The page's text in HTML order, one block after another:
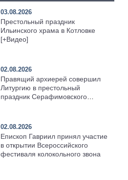
03.08.2026
Престольный праздник
Ильинского храма в Котловке
[+Видео]
02.08.2026
Правящий архиерей совершил
Литургию в престольный
праздник Серафимовского
02.08.2026
Епископ Гавриил принял участие
в открытии Всероссийского
фестиваля колокольного звона